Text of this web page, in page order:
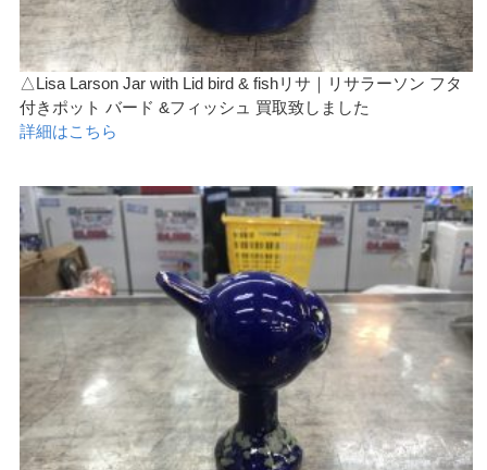
△Lisa Larson Jar with Lid bird & fishリサ｜リサラーソン フタ
付きポット バード &フィッシュ 買取致しました
詳細はこちら